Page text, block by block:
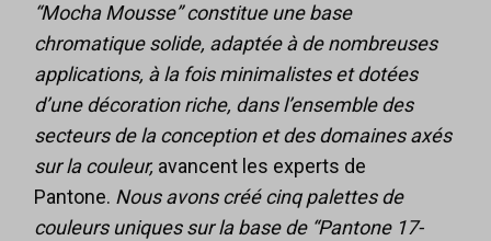
“Mocha Mousse” constitue une base
chromatique solide, adaptée à de nombreuses
applications, à la fois minimalistes et dotées
d’une décoration riche, dans l’ensemble des
secteurs de la conception et des domaines axés
sur la couleur, avancent les experts de
Pantone. Nous avons créé cinq palettes de
couleurs uniques sur la base de “Pantone 17-